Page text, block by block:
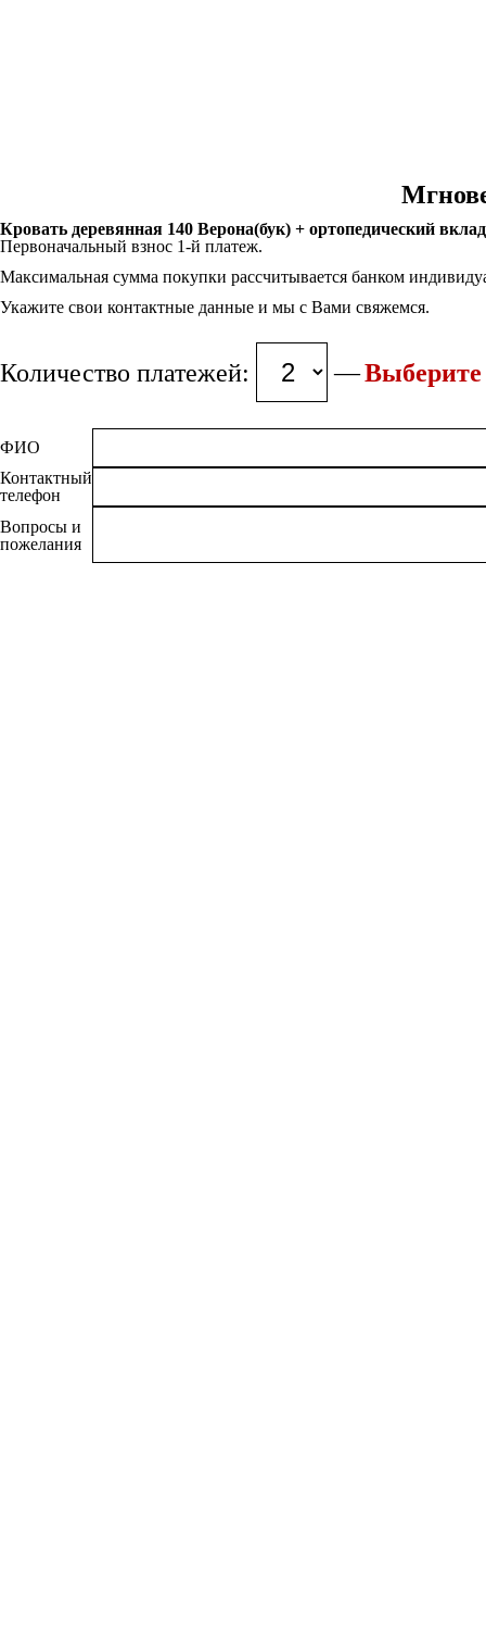
Кровать деревянная 140 Верона(бук) + ортопедический
Первоначальный взнос 1-й платеж.
Максимальная сумма покупки рассчитывается банком
Укажите свои контактные данные и мы с Вами свяжемся.
Количество платежей: Выберите
ФИО
Контактный
телефон
Вопросы и
пожелания